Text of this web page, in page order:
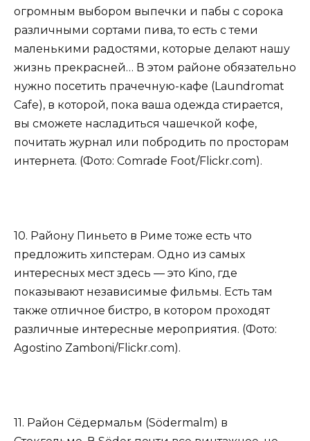
огромным выбором выпечки и пабы с сорока
различными сортами пива, то есть с теми
маленькими радостями, которые делают нашу
жизнь прекрасней… В этом районе обязательно
нужно посетить прачечную-кафе (Laundromat
Cafe), в которой, пока ваша одежда стирается,
вы сможете насладиться чашечкой кофе,
почитать журнал или побродить по просторам
интернета. (Фото: Comrade Foot/Flickr.com).
10. Району Пиньето в Риме тоже есть что
предложить хипстерам. Одно из самых
интересных мест здесь — это Kino, где
показывают независимые фильмы. Есть там
также отличное бистро, в котором проходят
различные интересные мероприятия. (Фото:
Agostino Zamboni/Flickr.com).
11. Район Сёдермальм (Södermalm) в